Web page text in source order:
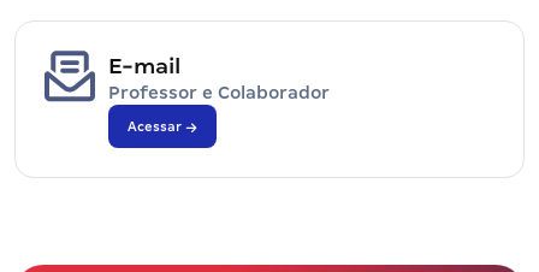
E-mail
Professor e Colaborador
Acessar